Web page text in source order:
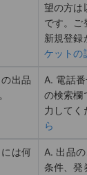
望の方は
です。ご
新規登録
ケットの
出品
A. 電話
の検索欄
力してく
ら
は何
A. 出品
条件、発